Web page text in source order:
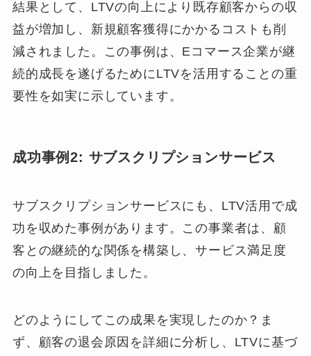
結果として、LTVの向上により既存顧客からの収
益が増加し、新規顧客獲得にかかるコストも削
減されました。この事例は、Eコマース企業が継
続的成長を遂げるためにLTVを活用することの重
要性を如実に示しています。
成功事例2: サブスクリプションサービス
サブスクリプションサービスにも、LTV活用で成
功を収めた事例があります。この事業者は、顧
客との継続的な関係を構築し、サービス満足度
の向上を目指しました。
どのようにしてこの成果を実現したのか？ま
ず、顧客の退会原因を詳細に分析し、LTVに基づ